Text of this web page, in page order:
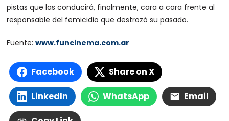
pistas que las conducirá, finalmente, cara a cara frente al
responsable del femicidio que destrozó su pasado.
Fuente:www.funcinema.com.ar
Facebook Share on X
LinkedIn WhatsApp Email